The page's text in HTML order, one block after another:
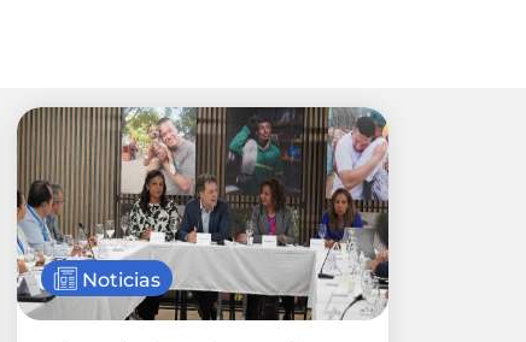
Noticias